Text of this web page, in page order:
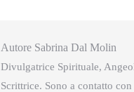
Autore Sabrina Dal Molin
Divulgatrice Spirituale,
Scrittrice. Sono a contatto